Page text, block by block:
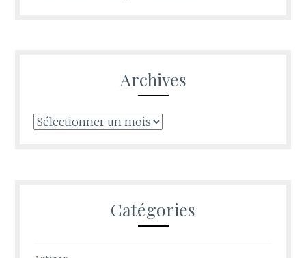
Archives
Archives
Catégories